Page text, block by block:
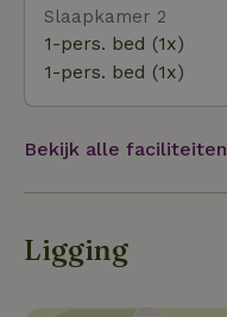
Slaapkamer 2
1-pers. bed (1x)
1-pers. bed (1x)
Bekijk alle faciliteiten
Ligging